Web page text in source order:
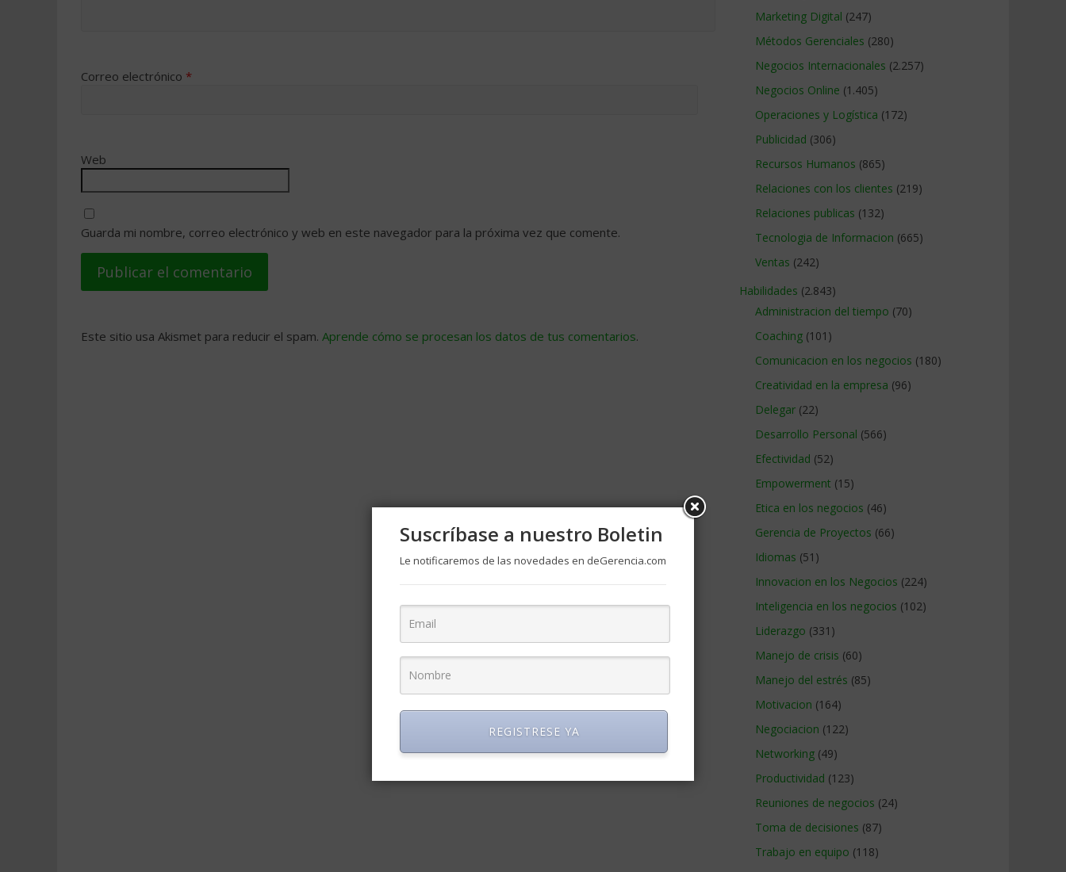
Correo electrónico *
Web
Guarda mi nombre, correo electrónico y web en este navegador para la próxima vez que comente.
Este sitio usa Akismet para reducir el spam. Aprende cómo se procesan los datos de tus comentarios.
Marketing Digital (247)
Métodos Gerenciales (280)
Negocios Internacionales (2.257)
Negocios Online (1.405)
Operaciones y Logística (172)
Publicidad (306)
Recursos Humanos (865)
Relaciones con los clientes (219)
Relaciones publicas (132)
Tecnologia de Informacion (665)
Ventas (242)
Habilidades (2.843)
Administracion del tiempo (70)
Coaching (101)
Comunicacion en los negocios (180)
Creatividad en la empresa (96)
Delegar (22)
Desarrollo Personal (566)
Efectividad (52)
Empowerment (15)
Etica en los negocios (46)
Gerencia de Proyectos (66)
Idiomas (51)
Innovacion en los Negocios (224)
Inteligencia en los negocios (102)
Liderazgo (331)
Manejo de crisis (60)
Manejo del estrés (85)
Motivacion (164)
Negociacion (122)
Networking (49)
Productividad (123)
Reuniones de negocios (24)
Toma de decisiones (87)
Trabajo en equipo (118)
Suscríbase a nuestro Boletin
Le notificaremos de las novedades en deGerencia.com
REGISTRESE YA